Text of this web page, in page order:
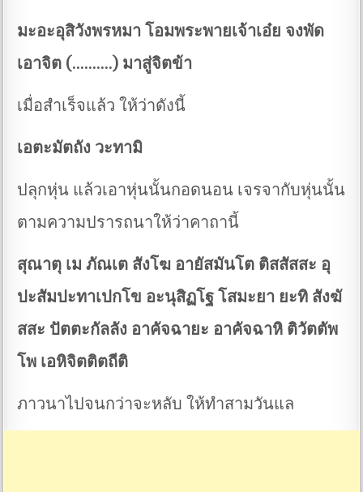
มะอะอุสิวังพรหมา โอมพระพายเจ้าเอ๋ย จงพัด
เอาจิต (……….) มาสู่จิตข้า
เมื่อสำเร็จแล้ว ให้ว่าดังนี้
เอตะมัตถัง วะทามิ
ปลุกหุ่น แล้วเอาหุ่นนั้นกอดนอน เจรจากับหุ่นนั้น
ตามความปรารถนาให้ว่าคาถานี้
สุณาตุ เม ภัณเต สังโฆ อายัสมันโต ติสสัสสะ อุ
ปะสัมปะทาเปกโข อะนุสิฏโฐ โสมะยา ยะทิ สังฆั
สสะ ปัตตะกัลลัง อาคัจฉายะ อาคัจฉาหิ ติวัตตัพ
โพ เอหิจิตติตถีติ
ภาวนาไปจนกว่าจะหลับ ให้ทำสามวันแล